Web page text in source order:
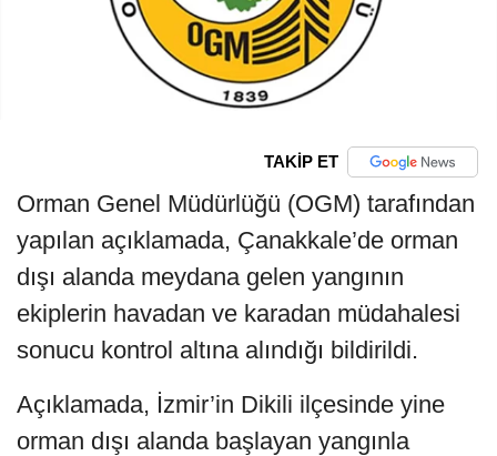
TAKİP ET
Orman Genel Müdürlüğü (OGM) tarafından
yapılan açıklamada, Çanakkale’de orman
dışı alanda meydana gelen yangının
ekiplerin havadan ve karadan müdahalesi
sonucu kontrol altına alındığı bildirildi.
Açıklamada, İzmir’in Dikili ilçesinde yine
orman dışı alanda başlayan yangınla